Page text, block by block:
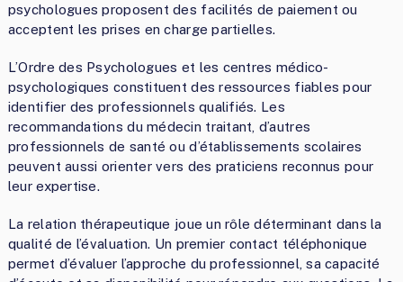
psychologues proposent des facilités de paiement ou
acceptent les prises en charge partielles.
L’Ordre des Psychologues et les centres médico-
psychologiques constituent des ressources fiables pour
identifier des professionnels qualifiés. Les
recommandations du médecin traitant, d’autres
professionnels de santé ou d’établissements scolaires
peuvent aussi orienter vers des praticiens reconnus pour
leur expertise.
La relation thérapeutique joue un rôle déterminant dans la
qualité de l’évaluation. Un premier contact téléphonique
permet d’évaluer l’approche du professionnel, sa capacité